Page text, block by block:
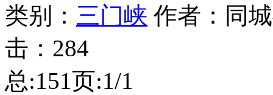
类别： 三门峡 作者： 同
击： 284
总:151页:1/1